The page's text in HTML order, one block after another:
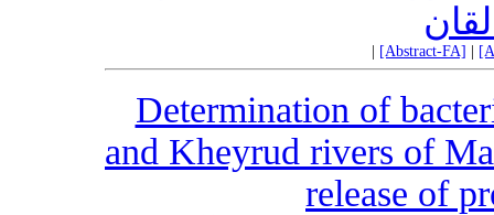
[Abstract-FA]
Determination of
and Kheyrud rivers of
release of